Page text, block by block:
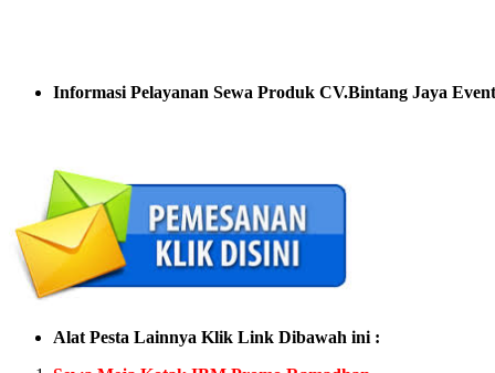
Informasi Pelayanan Sewa Produk CV.Bintang Jaya
Alat Pesta Lainnya Klik Link Dibawah ini :